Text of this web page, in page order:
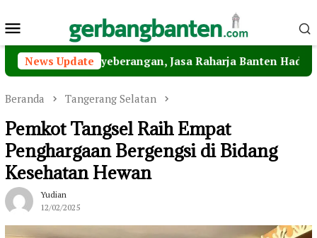
ke
Menu
Mobile
News Update
Penyeberangan, Jasa Raharja Banten Hadiri Peresmian
Beranda Tangerang Selatan
Pemkot Tangsel Raih Empat
Penghargaan Bergengsi di Bidang
Kesehatan Hewan
Yudian
12/02/2025